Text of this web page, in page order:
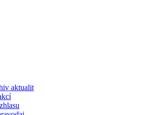
aktualit